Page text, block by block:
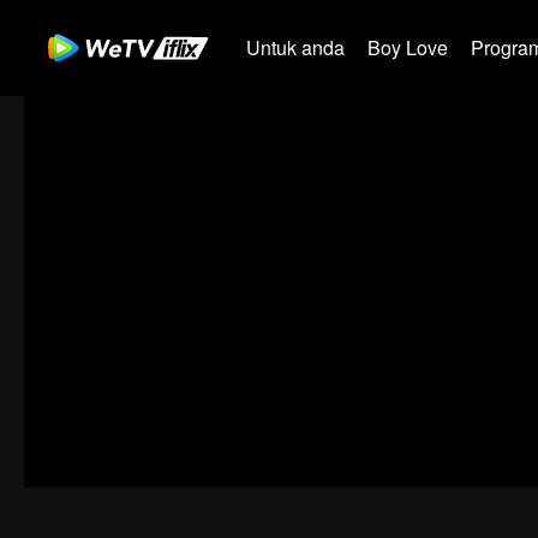
Untuk anda Boy Love